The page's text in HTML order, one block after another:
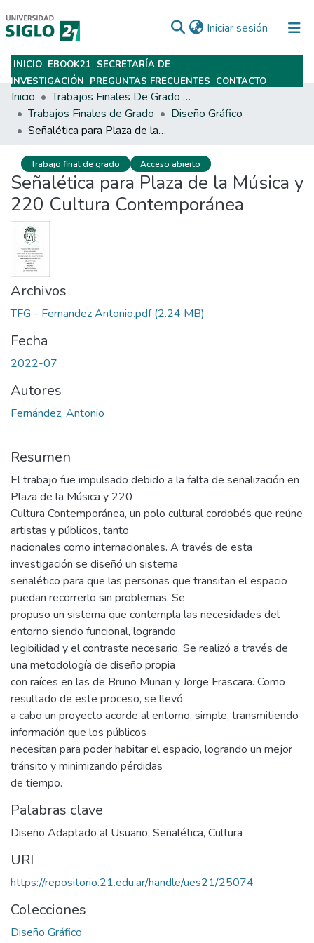
Iniciar sesión (current)
Subir
INICIO EBOOK21 SECRETARÍA DE
INVESTIGACIÓN PREGUNTAS FRECUENTES CONTACTO
Inicio
Trabajos Finales De Grado Y Posgrado
Trabajos Finales de Grado
Diseño Gráfico
Señalética para Plaza de la Música y 220 Cultura Contemporánea
Trabajo final de grado Acceso abierto
Señalética para Plaza de la Música y
220 Cultura Contemporánea
Archivos
TFG - Fernandez Antonio.pdf(2.24 MB)
Fecha
2022-07
Autores
Fernández, Antonio
Resumen
El trabajo fue impulsado debido a la falta de señalización en
Plaza de la Música y 220
Cultura Contemporánea, un polo cultural cordobés que reúne
artistas y públicos, tanto
nacionales como internacionales. A través de esta
investigación se diseñó un sistema
señalético para que las personas que transitan el espacio
puedan recorrerlo sin problemas. Se
propuso un sistema que contempla las necesidades del
entorno siendo funcional, logrando
legibilidad y el contraste necesario. Se realizó a través de
una metodología de diseño propia
con raíces en las de Bruno Munari y Jorge Frascara. Como
resultado de este proceso, se llevó
a cabo un proyecto acorde al entorno, simple, transmitiendo
información que los públicos
necesitan para poder habitar el espacio, logrando un mejor
tránsito y minimizando pérdidas
de tiempo.
Palabras clave
Diseño Adaptado al Usuario, Señalética, Cultura
URI
https://repositorio.21.edu.ar/handle/ues21/25074
Colecciones
Diseño Gráfico